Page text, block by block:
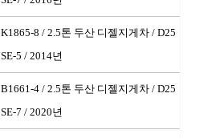
K1865-8 / 2.5톤 두산 디젤지게차 / D25
SE-5 / 2014년
B1661-4 / 2.5톤 두산 디젤지게차 / D25
SE-7 / 2020년